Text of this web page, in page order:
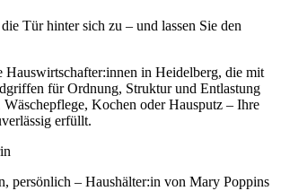
Tür hinter sich zu – und lassen Sie den
Hauswirtschafter:innen in Heidelberg, die mit
für Ordnung, Struktur und Entlastung
Kochen oder Hausputz – Ihre
erfüllt.
persönlich – Haushälter:in von Mary Poppins